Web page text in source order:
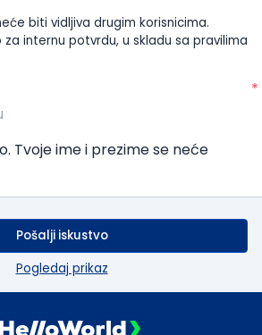
biti vidljiva drugim korisnicima.
za internu potvrdu, u skladu sa pravilima
*
Tvoje ime i prezime se neće
Pošalji iskustvo
Pogledaj prikaz